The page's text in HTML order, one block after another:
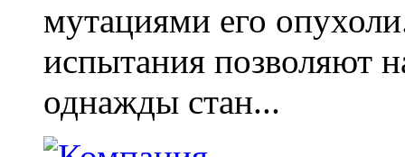
мутациями его
испытания позволяют
однажды стан...